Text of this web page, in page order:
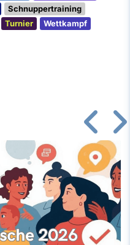
Schnuppertraining
Turnier Wettkampf